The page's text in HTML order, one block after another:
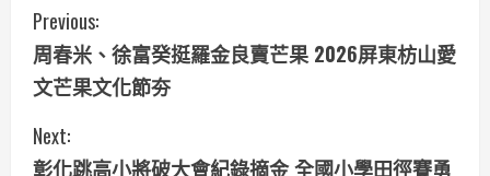
C
o
n
t
Previous:
周春米、徐富癸挺羅金良賣芒果 2026屏東枋山愛
文芒果文化節夯
Next:
彰化跳高小將破大會紀錄摘金 全國小學田徑賽勇